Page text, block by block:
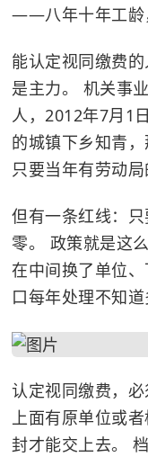
——八年十年工龄
能认定视同缴费
是主力。 机关事
人，2012年7月1
的城镇下乡知青
只要当年有劳动
但有一条红线：只
零。 政策就是这
在中间换了单位
口每年处理不知道
认定视同缴费，
上面有原单位或
封才能交上去。